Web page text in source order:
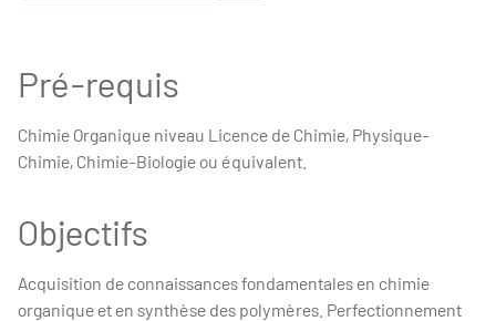
Pré-requis
Chimie Organique niveau Licence de Chimie, Physique-
Chimie, Chimie-Biologie ou équivalent.
Objectifs
Acquisition de connaissances fondamentales en chimie
organique et en synthèse des polymères. Perfectionnement